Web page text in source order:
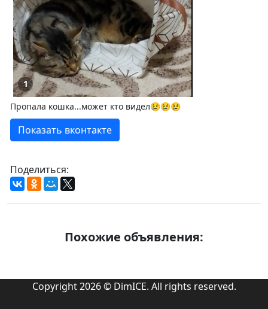
1
Пропала кошка...может кто видел😢😢😢
Показать вконтакте
Поделиться:
Похожие объявления:
Copyright 2026 © DimICE. All rights reserved.